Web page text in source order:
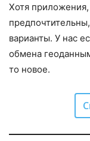
Хотя
варианты. У нас
обмена
то новое.